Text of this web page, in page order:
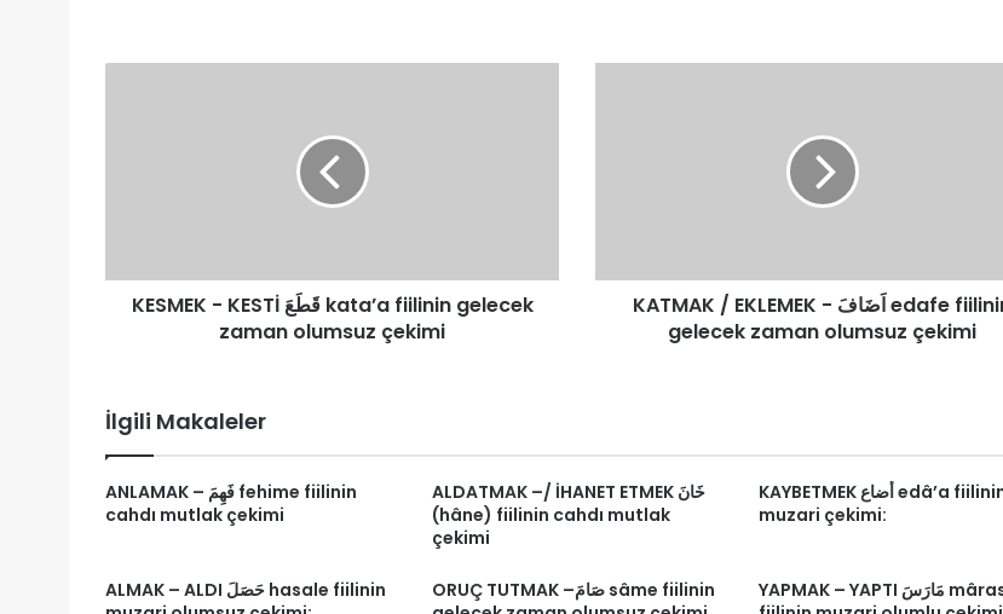
olumsuz
çekimiKESMEK - KESTİ قَطَعَ kata’a fiilinin gelecek
zaman olumsuz çekimi
zaman
olumsuzKATMAK / EKLEMEK - اَضَافَ edafe fiilinin
gelecek zaman olumsuz çekimi
İlgili Makaleler
ANLAMAK – فَهِمَ fehime fiilinin
cahdı mutlak çekimi
ALDATMAK –/ İHANET ETMEK خَانَ
(hâne) fiilinin cahdı mutlak
çekimi
KAYBETMEK أضاع edâ’a fiilinin
muzari çekimi:
ALMAK – ALDI حَصَلَ hasale fiilinin
ORUÇ TUTMAK –صَامَ sâme fiilinin
YAPMAK – YAPTI مَارَسَ mârase